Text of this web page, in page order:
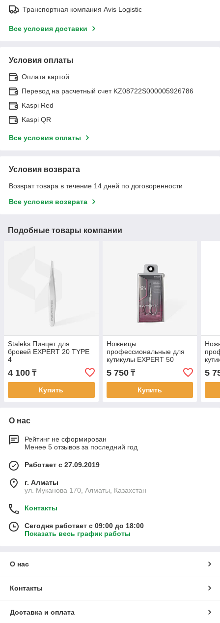
Транспортная компания Avis Logistic
Все условия доставки
Условия оплаты
Оплата картой
Перевод на расчетный счет KZ08722S000005926786
Kaspi Red
Kaspi QR
Все условия оплаты
Условия возврата
Возврат товара в течение 14 дней по договоренности
Все условия возврата
Подобные товары компании
Staleks Пинцет для
бровей EXPERT 20 TYPE
4
4 100 ₸
Купить
Ножницы
профессиональные для
кутикулы EXPERT 50
5 750₸
Купить
5
О нас
Рейтинг не сформирован
Менее 5 отзывов за последний год
Работает с 27.09.2019
г. Алматы
ул. Муканова 170, Алматы, Казахстан
Контакты
Сегодня работает с 09:00 до 18:00
Показать весь график работы
О нас
Контакты
Доставка и оплата